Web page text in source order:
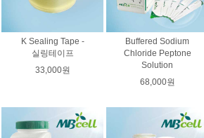
K Sealing Tape -
실링테이프
33,000원
Buffered Sodium
Chloride Peptone
Solution
68,000원